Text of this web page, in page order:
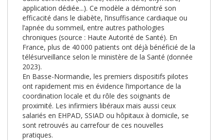
application dédiée...). Ce modèle a démontré son
efficacité dans le diabète, l’insuffisance cardiaque ou
l’apnée du sommeil, entre autres pathologies
chroniques (source : Haute Autorité de Santé). En
France, plus de 40 000 patients ont déjà bénéficié de la
télésurveillance selon le ministère de la Santé (donnée
2023).
En Basse-Normandie, les premiers dispositifs pilotes
ont rapidement mis en évidence l’importance de la
coordination locale et du rôle des soignants de
proximité. Les infirmiers libéraux mais aussi ceux
salariés en EHPAD, SSIAD ou hôpitaux à domicile, se
sont retrouvés au carrefour de ces nouvelles
pratiques.